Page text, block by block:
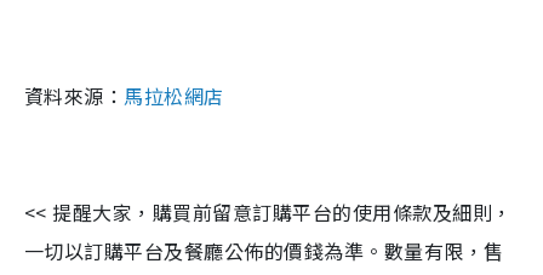
資料來源： 馬拉松網店
<< 提醒大家，購買前留意訂購平台的使用條款及細則，
一切以訂購平台及餐廳公佈的價錢為準。數量有限，售